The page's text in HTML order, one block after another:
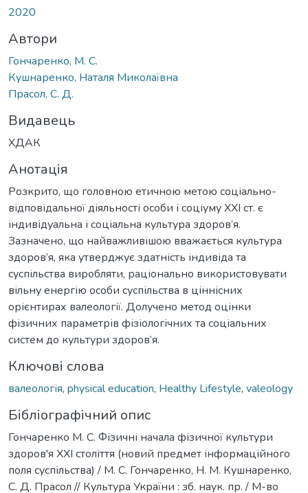
2020
Автори
Гончаренко, М. С.
Кушнаренко, Наталя Миколаївна
Прасол, С. Д.
Видавець
ХДАК
Анотація
Розкрито, що головною етичною метою соціально-
відповідальної діяльності особи і соціуму XXI ст. є
індивідуальна і соціальна культура здоров’я.
Зазначено, що найважливішою вважається культура
здоров’я, яка утверджує здатність індивіда та
суспільства виробляти, раціонально використовувати
вільну енергію особи суспільства в ціннісних
орієнтирах валеології. Долучено метод оцінки
фізичних параметрів фізіологічних та соціальних
систем до культури здоров’я.
Ключові слова
валеологія, physical education, Healthy Lifestyle, valeology
Бібліографічний опис
Гончаренко М. С. Фізичні начала фізичної культури
здоров'я ХХІ століття (новий предмет інформаційного
поля суспільства) / М. С. Гончаренко, Н. М. Кушнаренко,
С. Д. Прасол // Культура України : зб. наук. пр. / М-во